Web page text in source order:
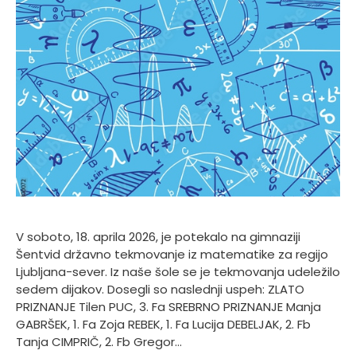
V soboto, 18. aprila 2026, je potekalo na gimnaziji
Šentvid državno tekmovanje iz matematike za regijo
Ljubljana-sever. Iz naše šole se je tekmovanja udeležilo
sedem dijakov. Dosegli so naslednji uspeh: ZLATO
PRIZNANJE Tilen PUC, 3. Fa SREBRNO PRIZNANJE Manja
GABRŠEK, 1. Fa Zoja REBEK, 1. Fa Lucija DEBELJAK, 2. Fb
Tanja CIMPRIČ, 2. Fb Gregor…